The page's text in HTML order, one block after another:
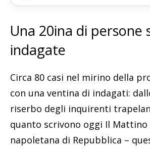
Una 20ina di persone
indagate
Circa 80 casi nel mirino della
con una ventina di indagati:
riserbo degli inquirenti
quanto scrivono oggi Il Mattino
napoletana di Repubblica –